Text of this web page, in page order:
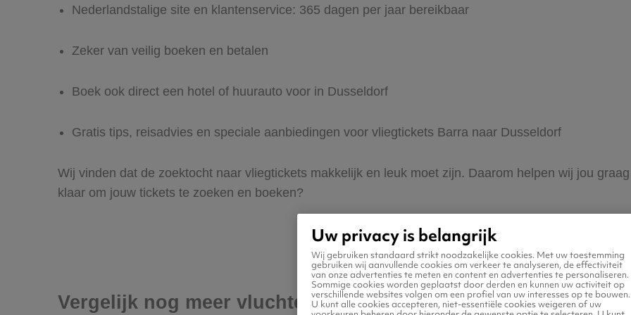
Nederlandstalige site en klantenservice: 365 dagen per jaar bereikbaar
Zeker van veilig boeken en betalen
Boek ook direct een hotel of huurauto voor in Dusseldorf
Gratis tips, reisadvies en speciale aanbiedingen voor vliegtickets Barra naar Dusseldorf
Wij vinden dat de zoektocht naar vliegtickets makkelijk en leuk moet zijn. Daarom helpen wij jou
klaar om jouw tickets te zoeken en boeken?
Vergelijk nog meer vluchten naar Dusseldorf
Uw privacy is belangrijk
Wij gebruiken standaard strikt noodzakelijke cookies. Met uw toestemming
gebruiken wij aanvullende cookies om verkeer te analyseren, de effectiviteit
van onze advertenties te meten en content en advertenties te personaliseren.
Sommige cookies worden geplaatst door derden en kunnen uw activiteit op
verschillende websites volgen om een profiel van uw interesses op te bouwen.
U kunt alle cookies accepteren, niet-essentiële cookies weigeren of uw